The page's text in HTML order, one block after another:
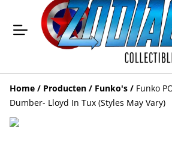
Home / Producten / Funko's / Funko
Dumber- Lloyd In Tux (Styles May Vary)